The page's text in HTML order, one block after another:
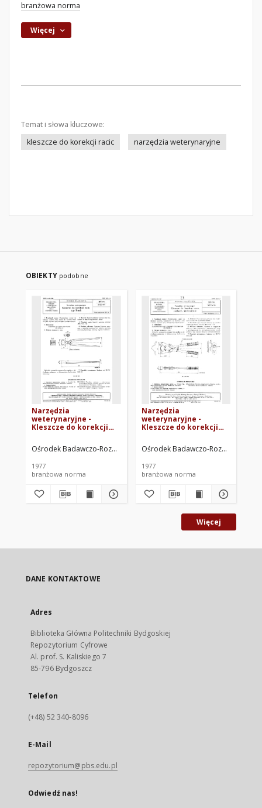
branżowa norma
Więcej
Temat i słowa kluczowe:
kleszcze do korekcji racic
narzędzia weterynaryjne
OBIEKTY podobne
Narzędzia
weterynaryjne -
Kleszcze do korekcji
76/5933-07
Ośrodek Badawczo-Rozwojowy Techniki Medycznej. Oprac.
1977
branżowa norma
Narzędzia
weterynaryjne -
Kleszcze do korekcji
wieloosiowe BN-
76/5933-06
Ośrodek Badawczo-Rozwojowy
1977
branżowa norma
Więcej
DANE KONTAKTOWE
Adres
Biblioteka Główna Politechniki Bydgoskiej
Repozytorium Cyfrowe
Al. prof. S. Kaliskiego 7
85-796 Bydgoszcz
Telefon
(+48) 52 340-8096
E-Mail
repozytorium@pbs.edu.pl
Odwiedź nas!